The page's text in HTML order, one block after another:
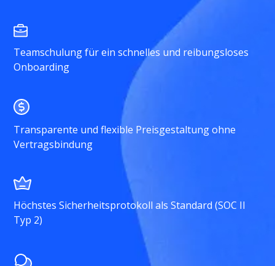
Teamschulung für ein schnelles und reibungsloses
Onboarding
Transparente und flexible Preisgestaltung ohne
Vertragsbindung
Höchstes Sicherheitsprotokoll als Standard (SOC II
Typ 2)